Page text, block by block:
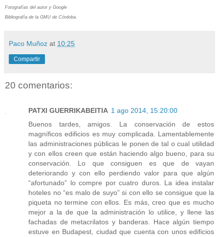
Fotografías del autor y Google
Bibliografía de la GMU de Córdoba.
Paco Muñoz at 10:25
Compartir
20 comentarios:
PATXI GUERRIKABEITIA 1 ago 2014, 15:20:00
Buenos tardes, amigos. La conservación de estos
magníficos edificios es muy complicada. Lamentablemente
las administraciones públicas le ponen de tal o cual utilidad
y con ellos creen que están haciendo algo bueno, para su
conservación. Lo que consiguen es que de vayan
deteriorando y con ello perdiendo valor para que algún
“afortunado” lo compre por cuatro duros. La idea instalar
hoteles no “es malo de suyo” si con ello se consigue que la
piqueta no termine con ellos. Es más, creo que es mucho
mejor a la de que la administración lo utilice, y llene las
fachadas de metacrilatos y banderas. Hace algún tiempo
estuve en Budapest, ciudad que cuenta con unos edificios